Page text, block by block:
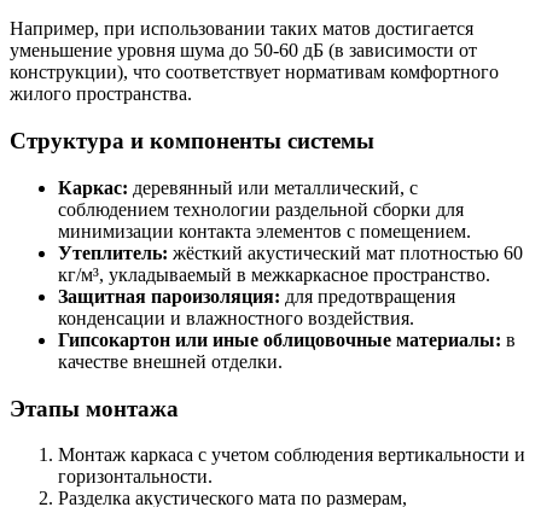
Например, при использовании таких матов достигается
уменьшение уровня шума до 50-60 дБ (в зависимости от
конструкции), что соответствует нормативам комфортного
жилого пространства.
Структура и компоненты системы
Каркас: деревянный или металлический, с
соблюдением технологии раздельной сборки для
минимизации контакта элементов с помещением.
Утеплитель: жёсткий акустический мат плотностью 60
кг/м³, укладываемый в межкаркасное пространство.
Защитная пароизоляция: для предотвращения
конденсации и влажностного воздействия.
Гипсокартон или иные облицовочные материалы: в
качестве внешней отделки.
Этапы монтажа
Монтаж каркаса с учетом соблюдения вертикальности и
горизонтальности.
Разделка акустического мата по размерам,